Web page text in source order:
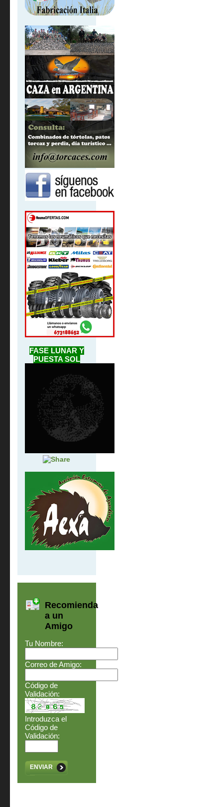
FASE LUNAR Y
PUESTA SOL
Recomienda
a un
Amigo
Tu Nombre:
Correo de Amigo:
Código de
Validación:
Introduzca el
Código de
Validación:
ENVIAR